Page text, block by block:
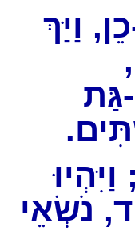
וַיַּךְ
גַּת
נֹשְׂאֵי